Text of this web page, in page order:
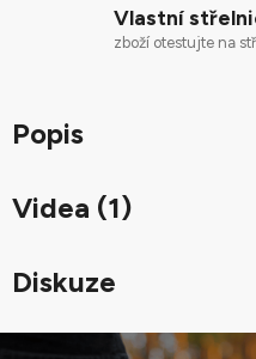
Vlastní
zboží otestujte na
Popis
Videa (1)
Diskuze